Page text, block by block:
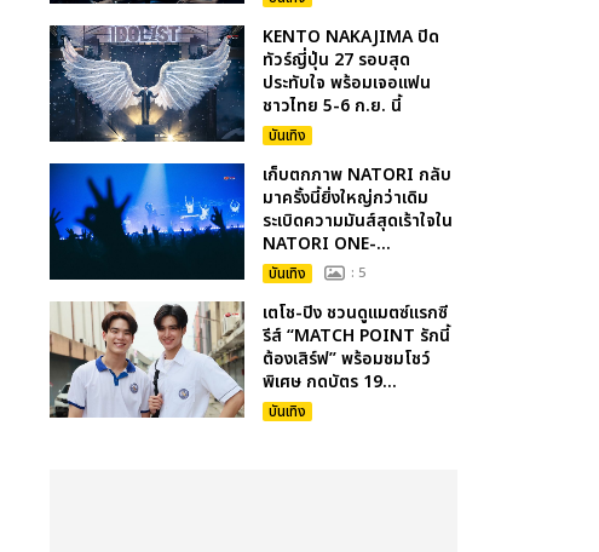
KENTO NAKAJIMA ปิด
ทัวร์ญี่ปุ่น 27 รอบสุด
ประทับใจ พร้อมเจอแฟน
ชาวไทย 5-6 ก.ย. นี้
บันเทิง
เก็บตกภาพ NATORI กลับ
มาครั้งนี้ยิ่งใหญ่กว่าเดิม
ระเบิดความมันส์สุดเร้าใจใน
NATORI ONE-...
บันเทิง : 5
เตโช-ปิง ชวนดูแมตซ์แรกซี
รีส์ “MATCH POINT รักนี้
ต้องเสิร์ฟ” พร้อมชมโชว์
พิเศษ กดบัตร 19...
บันเทิง